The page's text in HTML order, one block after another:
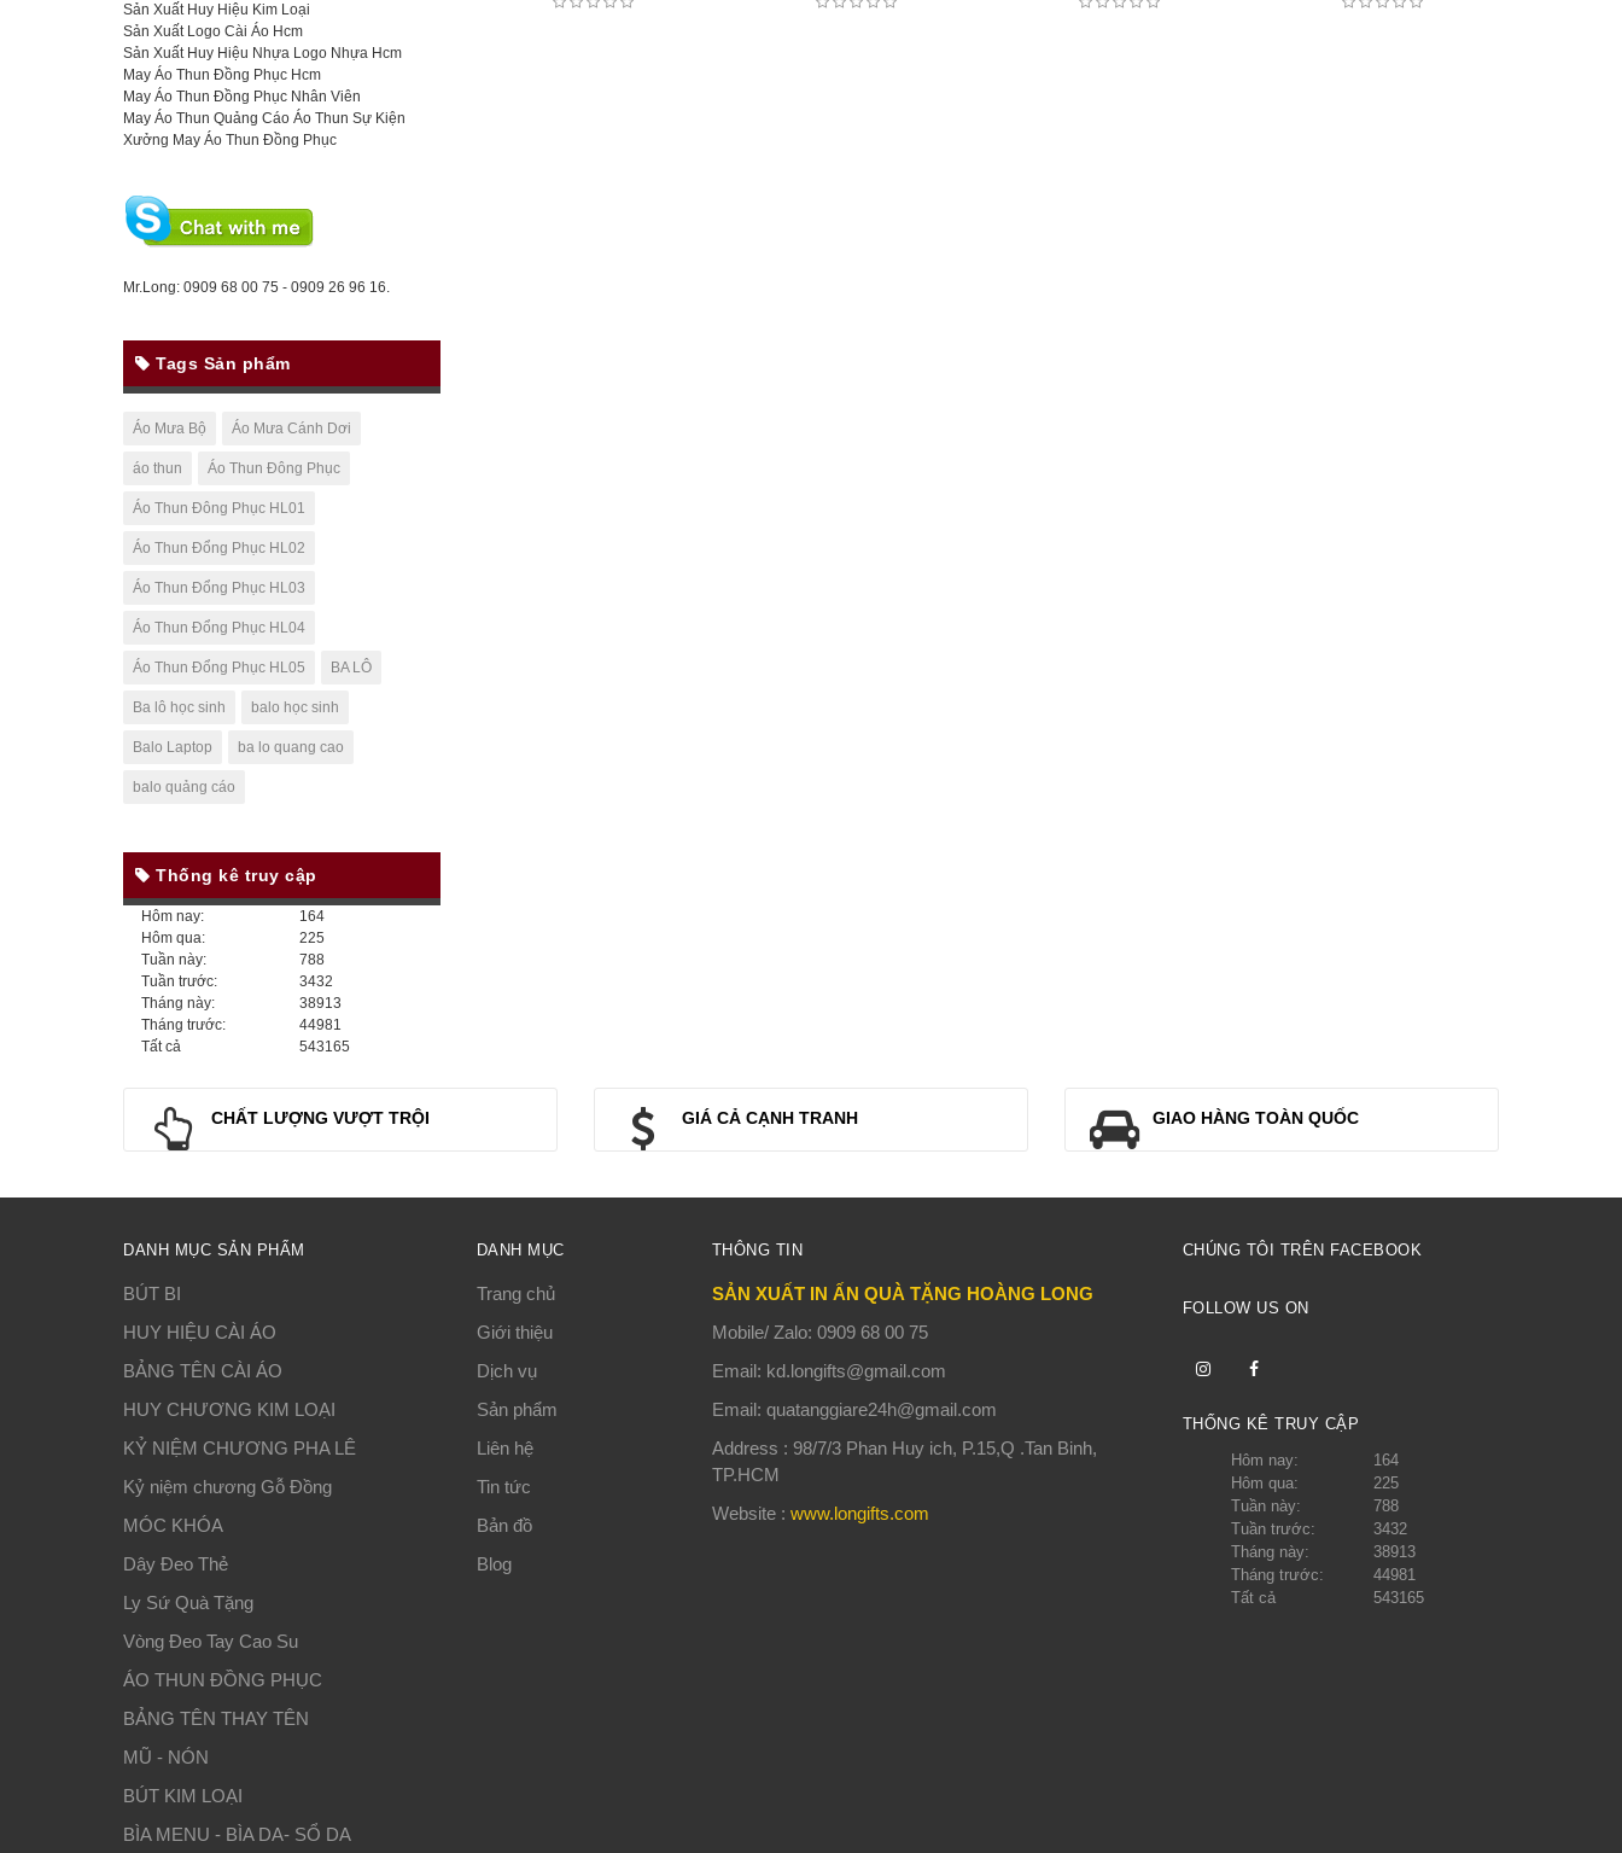
Sản Xuất Huy Hiệu Kim Loại
Sản Xuất Logo Cài Áo Hcm
Sản Xuất Huy Hiệu Nhựa Logo Nhựa Hcm
May Áo Thun Đồng Phục Hcm
May Áo Thun Đồng Phục Nhân Viên
May Áo Thun Quảng Cáo Áo Thun Sự Kiện
Xưởng May Áo Thun Đồng Phục
Mr.Long: 0909 68 00 75 - 0909 26 96 16.
Tags Sản phẩm
Áo Mưa Bộ Áo Mưa Cánh Dơi
áo thun Áo Thun Đông Phục
Áo Thun Đông Phục HL01
Áo Thun Đổng Phục HL02
Áo Thun Đổng Phục HL03
Áo Thun Đổng Phục HL04
Áo Thun Đổng Phục HL05 BA LÔ
Ba lô học sinh balo học sinh
Balo Laptop ba lo quang cao
balo quảng cáo
Thống kê truy cập
Hôm nay:
164
Hôm qua:
225
Tuần này:
788
Tuần trước:
3432
Tháng này:
38913
Tháng trước:
44981
Tất cả
543165
CHẤT LƯỢNG VƯỢT TRỘI GIÁ CẢ CẠNH TRANH GIAO HÀNG TOÀN QUỐC
DANH MỤC SẢN PHẨM
BÚT BI
HUY HIỆU CÀI ÁO
BẢNG TÊN CÀI ÁO
HUY CHƯƠNG KIM LOẠI
KỶ NIỆM CHƯƠNG PHA LÊ
Kỷ niệm chương Gỗ Đồng
MÓC KHÓA
Dây Đeo Thẻ
Ly Sứ Quà Tặng
Vòng Đeo Tay Cao Su
ÁO THUN ĐỒNG PHỤC
BẢNG TÊN THAY TÊN
MŨ - NÓN
BÚT KIM LOẠI
BÌA MENU - BÌA DA- SỔ DA
DANH MỤC
Trang chủ
Giới thiệu
Dịch vụ
Sản phẩm
Liên hệ
Tin tức
Bản đồ
Blog
THÔNG TIN
SẢN XUẤT IN ẤN QUÀ TẶNG HOÀNG LONG
Mobile/ Zalo: 0909 68 00 75
Email: kd.longifts@gmail.com
Email: quatanggiare24h@gmail.com
Address : 98/7/3 Phan Huy ich, P.15,Q .Tan Binh,
TP.HCM
Website : www.longifts.com
CHÚNG TÔI TRÊN FACEBOOK
FOLLOW US ON
THỐNG KÊ TRUY CẬP
Hôm nay:
164
Hôm qua:
225
Tuần này:
788
Tuần trước:
3432
Tháng này:
38913
Tháng trước:
44981
Tất cả
543165